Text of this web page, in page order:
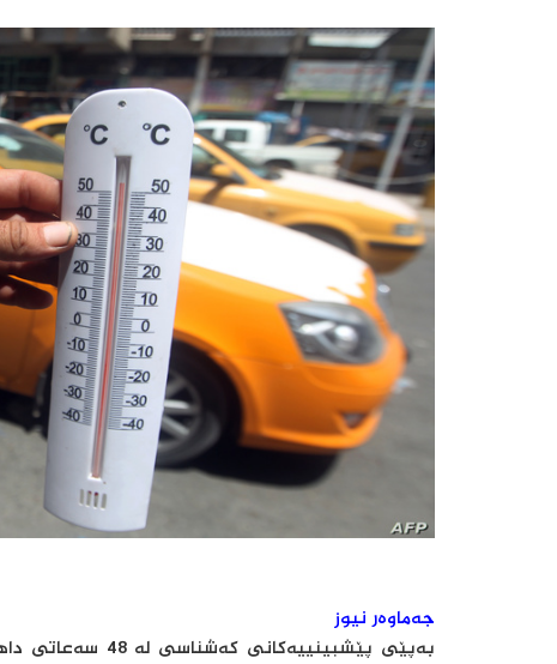
جەماوەر نیوز
بەپێی